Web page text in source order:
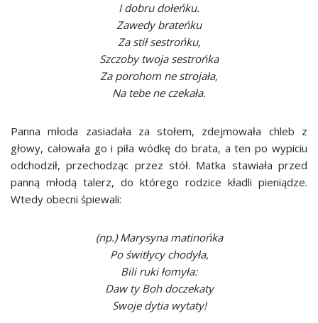
I dobru dołeńku.
Zawedy brateńku
Za stił sestrońku,
Szczoby twoja sestrońka
Za porohom ne strojała,
Na tebe ne czekała.
Panna młoda zasiadała za stołem, zdejmowała chleb z
głowy, całowała go i piła wódkę do brata, a ten po wypiciu
odchodził, przechodząc przez stół. Matka stawiała przed
panną młodą talerz, do którego rodzice kładli pieniądze.
Wtedy obecni śpiewali:
(np.) Marysyna matinońka
Po świtłycy chodyła,
Bili ruki łomyła:
Daw ty Boh doczekaty
Swoje dytia wytaty!